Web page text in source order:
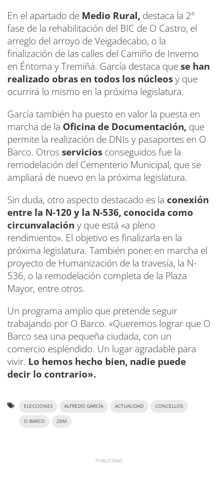
En el apartado de Medio Rural, destaca la 2º
fase de la rehabilitación del BIC de O Castro, el
arreglo del arroyo de Veigadecabo, o la
finalización de las calles del Camiño de Inverno
en Éntoma y Tremiñá. García destaca quese han
realizado obras en todos los núcleosy que
ocurrirá lo mismo en la próxima legislatura.
García también ha puesto en valor la puesta en
marcha de la Oficina de Documentación, que
permite la realización de DNIs y pasaportes en O
Barco. Otros servicios conseguidos fue la
remodelación del Cementerio Municipal, que se
ampliará de nuevo en la próxima legislatura.
Sin duda, otro aspecto destacado es la conexión
entre la N-120 y la N-536, conocida como
circunvalación y que está «a pleno
rendimiento». El objetivo es finalizarla en la
próxima legislatura. También poner en marcha el
proyecto de Humanización de la travesía, la N-
536, o la remodelación completa de la Plaza
Mayor, entre otros.
Un programa amplio que pretende seguir
trabajando por O Barco. «Queremos lograr que O
Barco sea una pequeña ciudada, con un
comercio espléndido. Un lugar agradable para
vivir. Lo hemos hecho bien, nadie puede
decir lo contrario».
ELECCIONES ALFREDO GARCÍA ACTUALIDAD CONCELLOS
O BARCO 28M